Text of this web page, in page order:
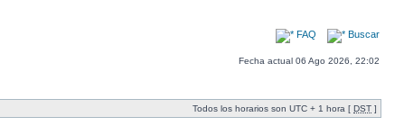
FAQ Buscar
Fecha actual 06 Ago 2026, 22:02
Todos los horarios son UTC + 1 hora [ DST ]